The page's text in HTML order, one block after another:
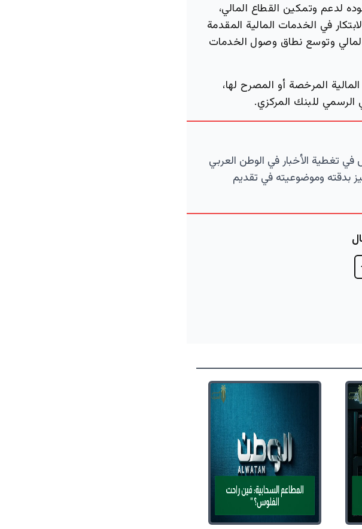
لدعم وتمكين القطاع المالي،
في الخدمات المالية المقدمة
وتوسع نطاق وصول الخدمات
المرخصة أو المصرح لها،
الرسمي للبنك المركزي.
تغطية الأخبار في الوطن العربي
بدقته وموضوعيته في تقديم